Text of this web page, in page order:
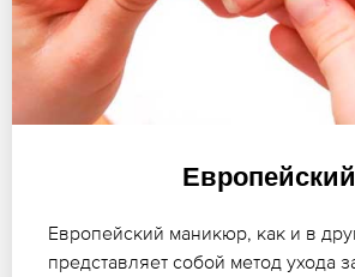
Европейский
Европейский маникюр, как и в
представляет собой метод ухода